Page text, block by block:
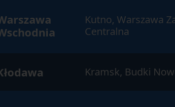
Kutno, Warszawa
Centralna
Kramsk, Budki